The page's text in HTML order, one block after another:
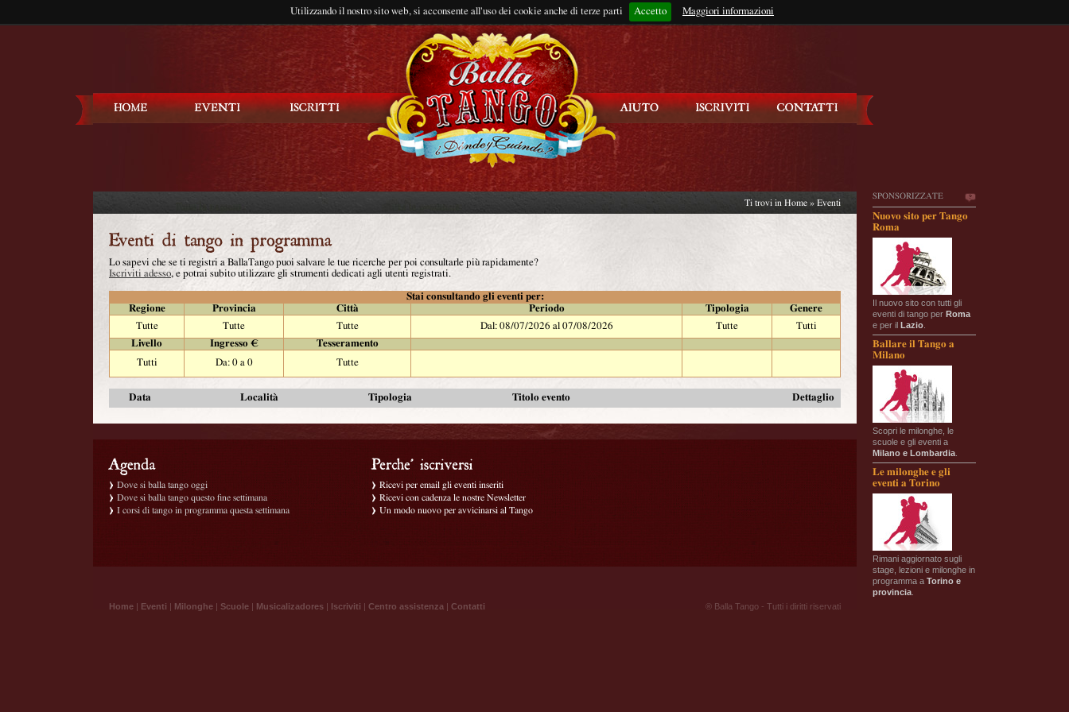
Utilizzando il nostro sito web, si acconsente all'uso dei cookie anche di terze parti Accetto Maggiori informazioni
Rimani connesso?
SPONSORIZZATE
Nuovo sito per Tango
Roma
Il nuovo sito con tutti gli
eventi di tango per Roma
e per il Lazio
Ballare il Tango a
Milano
Scopri le milonghe, le
scuole e gli eventi a
Milano e Lombardia
Le milonghe e gli
eventi a Torino
Rimani aggiornato sugli
stage, lezioni e milonghe in
programma a Torino e
provincia
Ti trovi in Home » Eventi
Lo sapevi che se ti registri a BallaTango puoi salvare le tue ricerche per poi consultarle più rapidamente?
Iscriviti adesso, e potrai subito utilizzare gli strumenti dedicati agli utenti registrati.
Stai consultando gli eventi per:
Regione
Provincia Città Periodo Tipologia
Genere
Tutte
Tutte Tutte Dal: 08/07/2026 al 07/08/2026 Tutte
Tutti
Livello
Ingresso €
Tesseramento
Tutti
Da: 0 a 0 Tutte
Data Località Tipologia Titolo evento Dettaglio
Dove si balla tango oggi
Dove si balla tango questo fine settimana
I corsi di tango in programma questa settimana
Ricevi per email gli eventi inseriti
Ricevi con cadenza le nostre Newsletter
Un modo nuovo per avvicinarsi al Tango
Home | Eventi | Milonghe | Scuole | Musicalizadores | Iscriviti | Centro assistenza | Contatti ® Balla Tango - Tutti i diritti riservati